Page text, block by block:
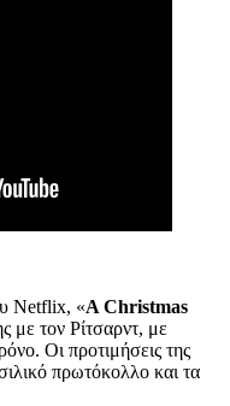
Netflix, «A Christmas
με τον Ρίτσαρντ, με
Οι προτιμήσεις της
πρωτόκολλο και τα